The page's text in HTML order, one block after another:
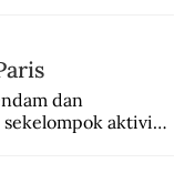
dan
aktivis